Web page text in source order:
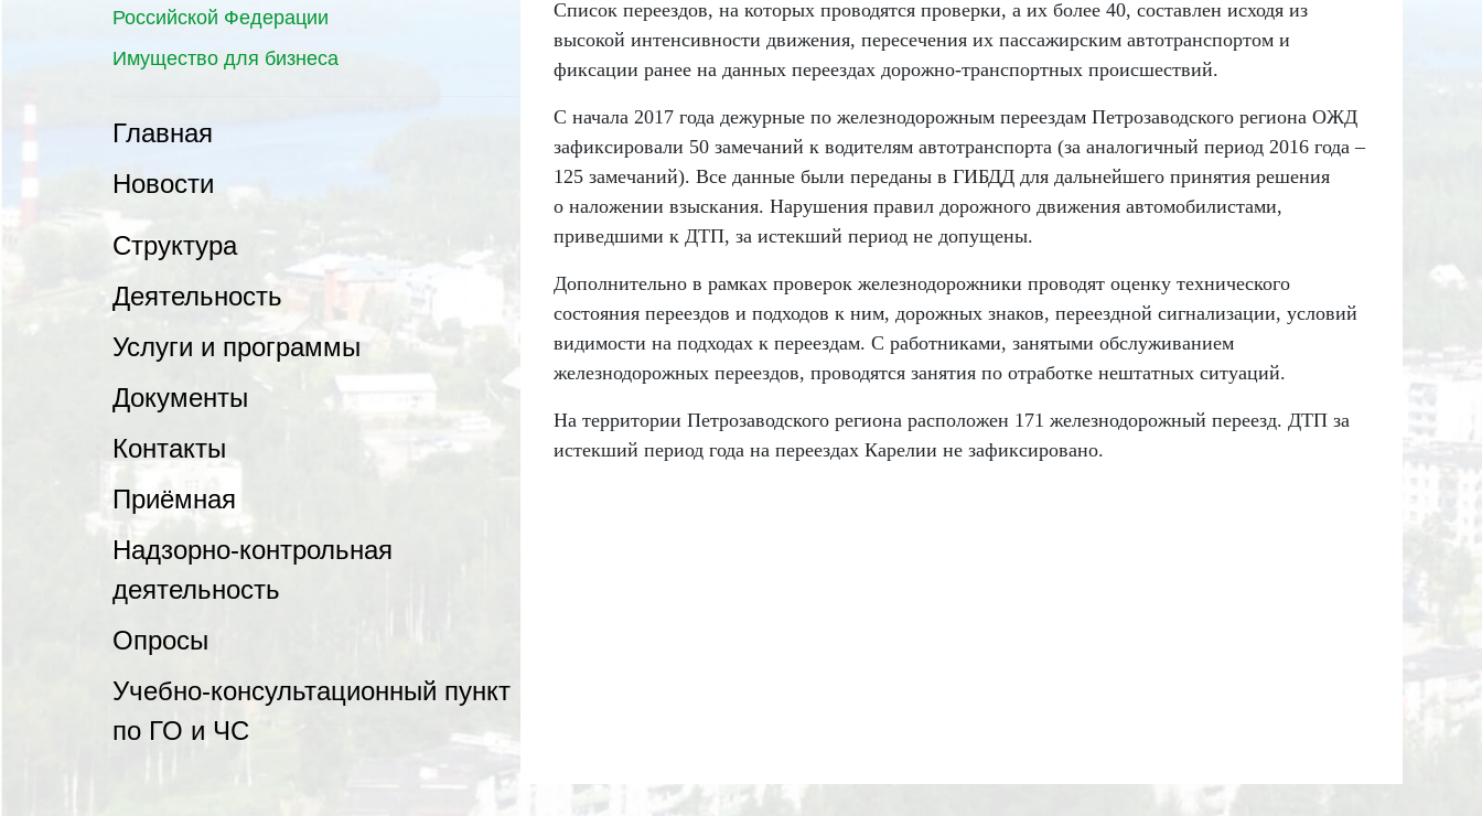
Российской Федерации
Имущество для бизнеса
Главная
Новости
Структура
Деятельность
Услуги и программы
Документы
Контакты
Приёмная
Надзорно-контрольная
деятельность
Опросы
Учебно-консультационный пункт
по ГО и ЧС
Список переездов, на которых проводятся проверки, а их более 40, составлен исходя из
высокой интенсивности движения, пересечения их пассажирским автотранспортом и
фиксации ранее на данных переездах дорожно-транспортных происшествий.
С начала 2017 года дежурные по железнодорожным переездам Петрозаводского региона ОЖД
зафиксировали 50 замечаний к водителям автотранспорта (за аналогичный период 2016 года –
125 замечаний). Все данные были переданы в ГИБДД для дальнейшего принятия решения
о наложении взыскания. Нарушения правил дорожного движения автомобилистами,
приведшими к ДТП, за истекший период не допущены.
Дополнительно в рамках проверок железнодорожники проводят оценку технического
состояния переездов и подходов к ним, дорожных знаков, переездной сигнализации, условий
видимости на подходах к переездам. С работниками, занятыми обслуживанием
железнодорожных переездов, проводятся занятия по отработке нештатных ситуаций.
На территории Петрозаводского региона расположен 171 железнодорожный переезд. ДТП за
истекший период года на переездах Карелии не зафиксировано.